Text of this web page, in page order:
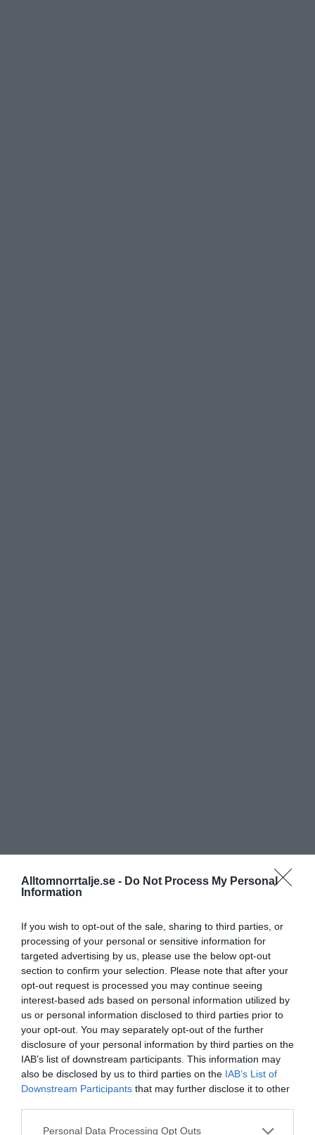
Alltomnorrtalje.se - Do Not Process My Personal
Information
If you wish to opt-out of the sale, sharing to third parties, or
processing of your personal or sensitive information for
targeted advertising by us, please use the below opt-out
section to confirm your selection. Please note that after your
opt-out request is processed you may continue seeing
interest-based ads based on personal information utilized by
us or personal information disclosed to third parties prior to
your opt-out. You may separately opt-out of the further
disclosure of your personal information by third parties on the
IAB’s list of downstream participants. This information may
also be disclosed by us to third parties on the IAB’s List of
Downstream Participants that may further disclose it to other
Personal Data Processing Opt Outs